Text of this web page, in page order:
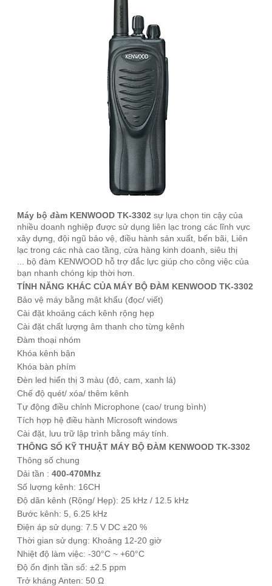
Máy bộ đàm KENWOOD TK-3302 sự lựa chọn tin cậy của
nhiều doanh nghiệp được sử dụng liên lạc trong các lĩnh vực
xây dựng, đội ngũ bảo vệ, điều hành sản xuất, bến bãi, Liên
lạc trong các nhà cao tầng, cửa hàng kinh doanh, siêu thị
bộ đàm KENWOOD hỗ trợ đắc lực giúp cho công việc của
bạn nhanh chóng kịp thời hơn.
TÍNH NĂNG KHÁC CỦA MÁY BỘ ĐÀM KENWOOD TK-3302
Bảo vệ máy bằng mật khẩu (đọc/ viết)
Cài đặt khoảng cách kênh rộng hẹp
Cài đặt chất lượng âm thanh cho từng kênh
Đàm thoại nhóm
Khóa kênh bận
Khóa bàn phím
Đèn led hiển thị 3 màu (đỏ, cam, xanh lá)
Chế độ quét/ xóa/ thêm kênh
Tự động điều chỉnh Microphone (cao/ trung bình)
Tích hợp hệ điều hành Mỉcrosoft windows
Cài đặt, lưu trữ lập trình bằng máy tính.
THÔNG SỐ KỸ THUẬT MÁY BỘ ĐÀM KENWOOD TK-3302
Thông số chung
Dải tần : 400-470Mhz
Số lượng kênh: 16CH
Độ dãn kênh (Rộng/ Hẹp): 25 kHz / 12.5 kHz
Bước kênh: 5, 6.25 kHz
Điện áp sử dụng: 7.5 V DC ±20 %
Thời gian sử dụng: Khoảng 12-20 giờ
Nhiệt độ làm việc: -30°C ~ +60°C
Độ ổn định tần số: ±2.5 ppm
Trở kháng Anten: 50 Ω